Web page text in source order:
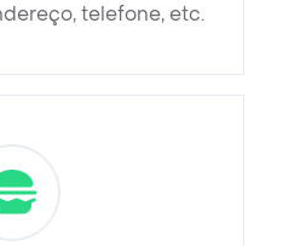
telefone, etc.